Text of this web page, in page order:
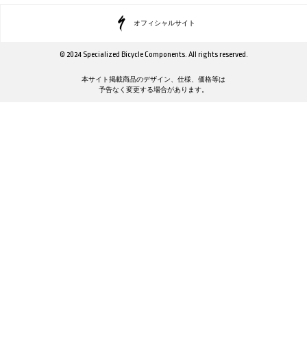
オフィシャルサイト
© 2024 Specialized Bicycle Components. All rights reserved.
本サイト掲載商品のデザイン、仕様、価格等は
予告なく変更する場合があります。